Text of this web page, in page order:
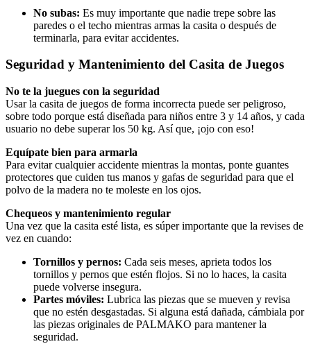
No subas: Es muy importante que nadie trepe sobre las
paredes o el techo mientras armas la casita o después de
terminarla, para evitar accidentes.
Seguridad y Mantenimiento del Casita de Juegos
No te la juegues con la seguridad
Usar la casita de juegos de forma incorrecta puede ser peligroso,
sobre todo porque está diseñada para niños entre 3 y 14 años, y cada
usuario no debe superar los 50 kg. Así que, ¡ojo con eso!
Equípate bien para armarla
Para evitar cualquier accidente mientras la montas, ponte guantes
protectores que cuiden tus manos y gafas de seguridad para que el
polvo de la madera no te moleste en los ojos.
Chequeos y mantenimiento regular
Una vez que la casita esté lista, es súper importante que la revises de
vez en cuando:
Tornillos y pernos: Cada seis meses, aprieta todos los
tornillos y pernos que estén flojos. Si no lo haces, la casita
puede volverse insegura.
Partes móviles: Lubrica las piezas que se mueven y revisa
que no estén desgastadas. Si alguna está dañada, cámbiala por
las piezas originales de PALMAKO para mantener la
seguridad.